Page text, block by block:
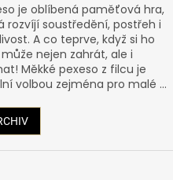
je oblíbená paměťová hra,
rozvíjí soustředění, postřeh i
A co teprve, když si ho
nejen zahrát, ale i
Měkké pexeso z filcu je
volbou zejména pro malé ...